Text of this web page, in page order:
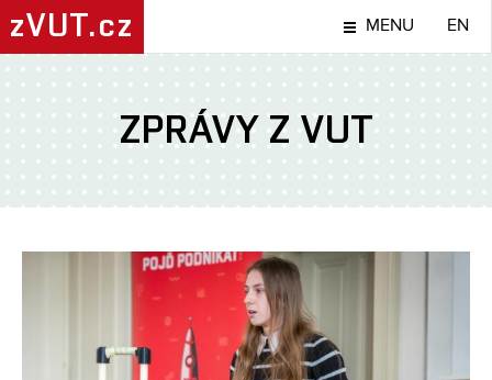
zVUT.cz MENU EN
ZPRÁVY Z VUT